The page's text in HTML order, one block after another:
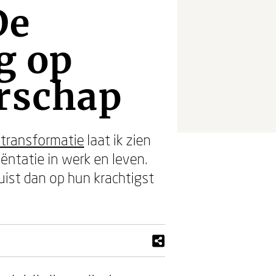
op
laat ik zien
in werk en leven.
dan op hun krachtigst